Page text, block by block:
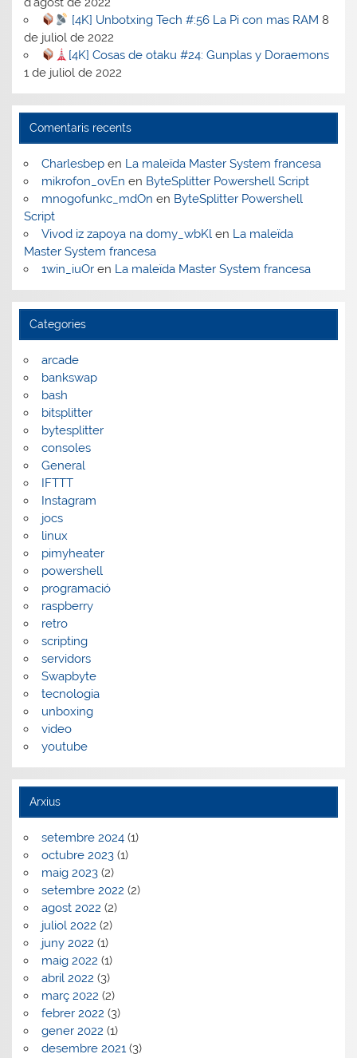
[4K] Unbotxing Tech #:56 La Pi con mas RAM 8
de juliol de 2022
[4K] Cosas de otaku #24: Gunplas y Doraemons
1 de juliol de 2022
Comentaris recents
Charlesbepen La maleïda Master System francesa
mikrofon_ovEn en ByteSplitter Powershell Script
mnogofunkc_mdOn en ByteSplitter Powershell
Script
Vivod iz zapoya na domy_wbKlen La maleïda
Master System francesa
1win_iuOren La maleïda Master System francesa
Categories
arcade
bankswap
bash
bitsplitter
bytesplitter
consoles
General
IFTTT
Instagram
jocs
linux
pimyheater
powershell
programació
raspberry
retro
scripting
servidors
Swapbyte
tecnologia
unboxing
video
youtube
Arxius
setembre 2024(1)
octubre 2023(1)
maig 2023(2)
setembre 2022 (2)
agost 2022 (2)
juliol 2022 (2)
juny 2022 (1)
maig 2022 (1)
abril 2022 (3)
març 2022 (2)
febrer 2022 (3)
gener 2022 (1)
desembre 2021(3)